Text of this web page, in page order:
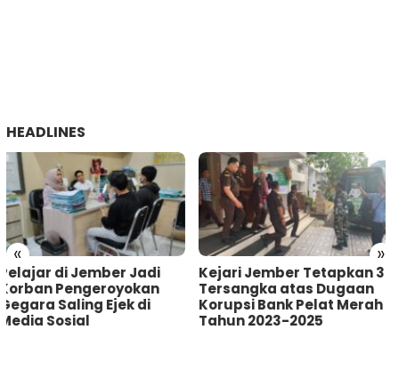
HEADLINES
« »
Kejari Jember Tetapkan 3
Tersangka atas Dugaan
Korupsi Bank Pelat Merah
Tahun 2023-2025
Pria Asal Lumajang
Tertangkap Warga
Sumberbaru Jember
saat akan Curi Kotak